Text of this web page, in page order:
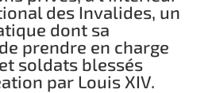
des Invalides, un
dont sa
prendre en charge
soldats blessés
par Louis XIV.